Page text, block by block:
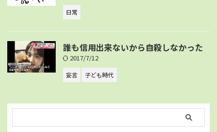
日常
誰も信用出来ないから自殺しなかった
2017/7/12
妄言 子ども時代